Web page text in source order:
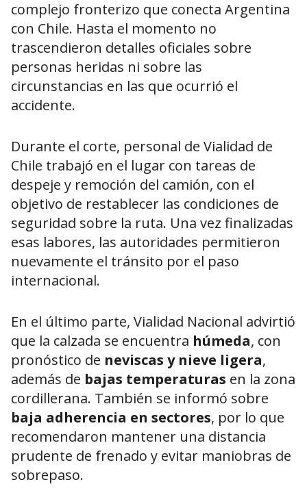
complejo fronterizo que conecta Argentina
con Chile. Hasta el momento no
trascendieron detalles oficiales sobre
personas heridas ni sobre las
circunstancias en las que ocurrió el
accidente.
Durante el corte, personal de Vialidad de
Chile trabajó en el lugar con tareas de
despeje y remoción del camión, con el
objetivo de restablecer las condiciones de
seguridad sobre la ruta. Una vez finalizadas
esas labores, las autoridades permitieron
nuevamente el tránsito por el paso
internacional.
En el último parte, Vialidad Nacional advirtió
que la calzada se encuentra húmeda, con
pronóstico de neviscas y nieve ligera,
además de bajas temperaturas en la zona
cordillerana. También se informó sobre
baja adherencia en sectores, por lo que
recomendaron mantener una distancia
prudente de frenado y evitar maniobras de
sobrepaso.